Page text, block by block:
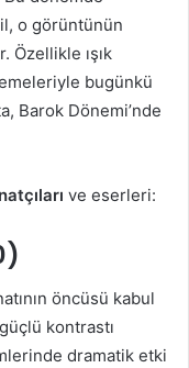
o görüntünün
Özellikle ışık
bugünkü
Barok Dönemi’nde
ve eserleri:
öncüsü kabul
kontrastı
dramatik etki